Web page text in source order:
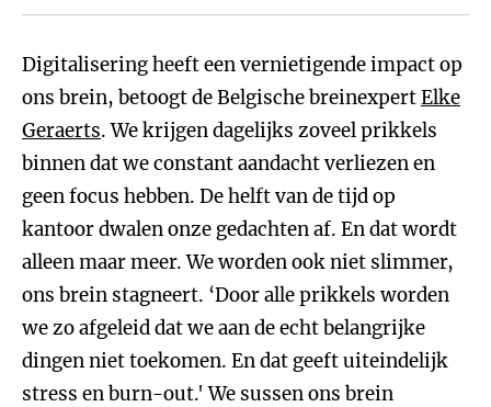
Digitalisering heeft een vernietigende impact op
ons brein, betoogt de Belgische breinexpertElke
Geraerts. We krijgen dagelijks zoveel prikkels
binnen dat we constant aandacht verliezen en
geen focus hebben. De helft van de tijd op
kantoor dwalen onze gedachten af. En dat wordt
alleen maar meer. We worden ook niet slimmer,
ons brein stagneert. ‘Door alle prikkels worden
we zo afgeleid dat we aan de echt belangrijke
dingen niet toekomen. En dat geeft uiteindelijk
stress en burn-out.' We sussen ons brein